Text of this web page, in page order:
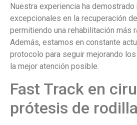
Nuestra experiencia ha
excepcionales en la recuperación
permitiendo una rehabilitación más
Además, estamos en constante
protocolo para seguir mejorando
la mejor atención posible.
Fast Track en
prótesis de rodilla